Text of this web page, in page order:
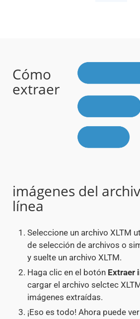
Cómo
extraer
imágenes del
línea
Seleccione un archivo XLTM
de selección de archivos o
y suelte un archivo XLTM.
Haga clic en el botón Extraer
cargar el archivo selctec
imágenes extraídas.
¡Eso es todo! Ahora puede